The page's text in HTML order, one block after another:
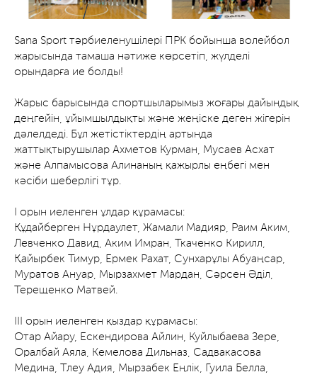
Sana Sport тәрбиеленушілері ПРК бойынша волейбол
жарысында тамаша нәтиже көрсетіп, жүлделі
орындарға ие болды!
Жарыс барысында спортшыларымыз жоғары дайындық
деңгейін, ұйымшылдықты және жеңіске деген жігерін
дәлелдеді. Бұл жетістіктердің артында
жаттықтырушылар Ахметов Курман, Мусаев Асхат
және Алпамысова Алинаның қажырлы еңбегі мен
кәсіби шеберлігі тұр.
І орын иеленген ұлдар құрамасы:
Құдайберген Нұрдаулет, Жамали Мадияр, Раим Аким,
Левченко Давид, Аким Имран, Ткаченко Кирилл,
Қайырбек Тимур, Ермек Рахат, Сунхарұлы Абуаңсар,
Муратов Ануар, Мырзахмет Мардан, Сәрсен Әділ,
Терещенко Матвей.
ІІІ орын иеленген қыздар құрамасы:
Отар Айару, Ескендирова Айлин, Куйлыбаева Зере,
Оралбай Аяла, Кемелова Дильназ, Садвакасова
Медина, Тлеу Адия, Мырзабек Еңлік, Гуила Белла,